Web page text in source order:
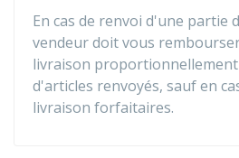
En cas de renvoi d'une partie
vendeur doit vous
livraison
d'articles renvoyés, sauf en
livraison forfaitaires.